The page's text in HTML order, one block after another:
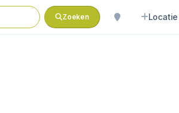
Zoeken